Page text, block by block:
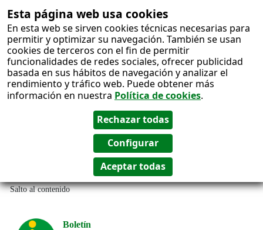
Esta página web usa cookies
En esta web se sirven cookies técnicas necesarias para
permitir y optimizar su navegación. También se usan
cookies de terceros con el fin de permitir
funcionalidades de redes sociales, ofrecer publicidad
basada en sus hábitos de navegación y analizar el
rendimiento y tráfico web. Puede obtener más
información en nuestra Política de cookies.
Salto al contenido
Boletín